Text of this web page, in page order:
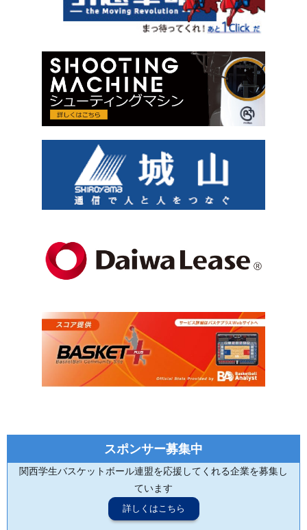
スポンサー募集中
関西学生バスケットボール連盟を応援してくれる企業を募集し
ています
詳しくはこちら